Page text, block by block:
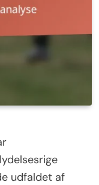
udfaldet af